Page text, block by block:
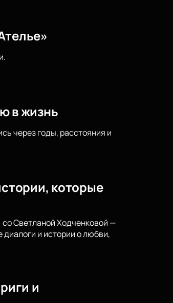
в жизнь
через годы, расстояния и
которые
Светланой Ходченковой —
и истории о любви,
и